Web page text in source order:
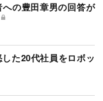
への豊田章男の回答が
た20代社員をロボッ